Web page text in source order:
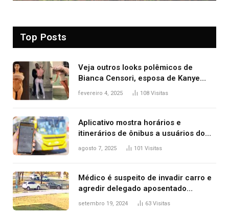
Top Posts
Veja outros looks polêmicos de
Bianca Censori, esposa de Kanye
West que apareceu nua no Grammy
fevereiro 4, 2025 108 Visitas
Aplicativo mostra horários e
itinerários de ônibus a usuários do
transporte público de Palmas; confira
agosto 7, 2025 101 Visitas
Médico é suspeito de invadir carro e
agredir delegado aposentado
durante confusão no trânsito
setembro 19, 2024 63 Visitas